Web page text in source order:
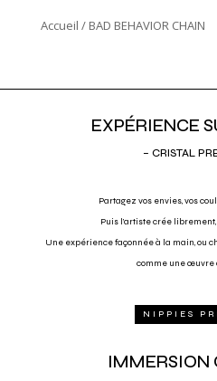
Accueil / BAD BEHAVIOR CHAIN
EXPÉRIENCE
– CRISTAL
Partagez vos envies, vos
Puis l’artiste crée
Une expérience façonnée à la main, ou
comme une œuvre
NIPPIES
IMMERSION